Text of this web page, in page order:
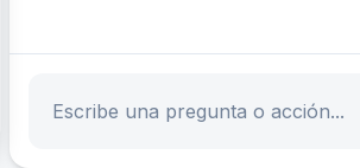
Escribe tu pregunta